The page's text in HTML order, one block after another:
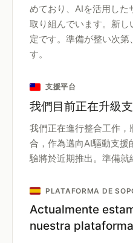
めており、AIを活用した
取り組んでいます。新
定です。準備が整い次第
す。
支援平台
我們目前正在升級支
我們正在進行整合工作
合，作為邁向AI驅動支援
驗將於近期推出。準備就
PLATAFORMA DE
Actualmente
nuestra